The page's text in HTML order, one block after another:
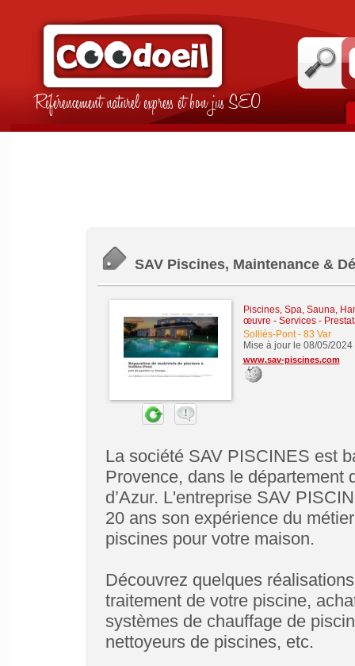
Référencement naturel express et bon jus SEO
SAV Piscines, Maintenance &
Piscines, Spa, Sauna,
œuvre - Services -
Solliès-Pont- 83 Var
Mise à jour le 08/05/2024
www.sav-piscines.com
La société SAV PISCINES est
Provence, dans le département
d’Azur. L'entreprise SAV
20 ans son expérience du
piscines pour votre maison.
Découvrez quelques
traitement de votre piscine,
systèmes de chauffage de
nettoyeurs de piscines, etc.